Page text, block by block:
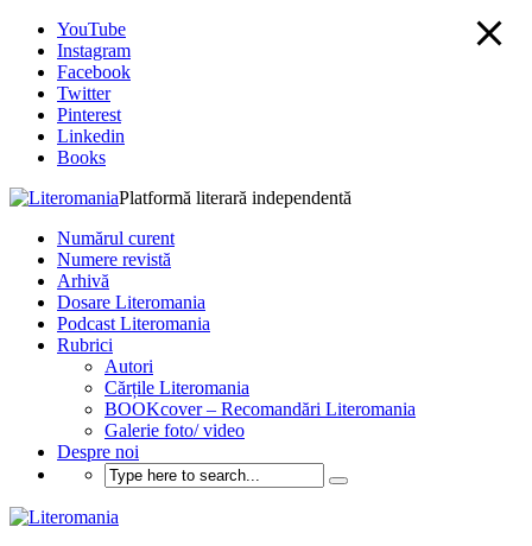
YouTube
Instagram
Facebook
Twitter
Pinterest
Linkedin
Books
Platformă literară independentă
Numărul curent
Numere revistă
Arhivă
Dosare Literomania
Podcast Literomania
Rubrici
Autori
Cărțile Literomania
BOOKcover – Recomandări Literomania
Galerie foto/ video
Despre noi